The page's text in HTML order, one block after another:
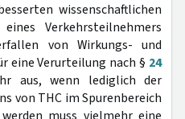
wissenschaftlichen
Verkehrsteilnehmers
von Wirkungs- und
eine Verurteilung nach § 24
aus, wenn lediglich der
von THC im Spurenbereich